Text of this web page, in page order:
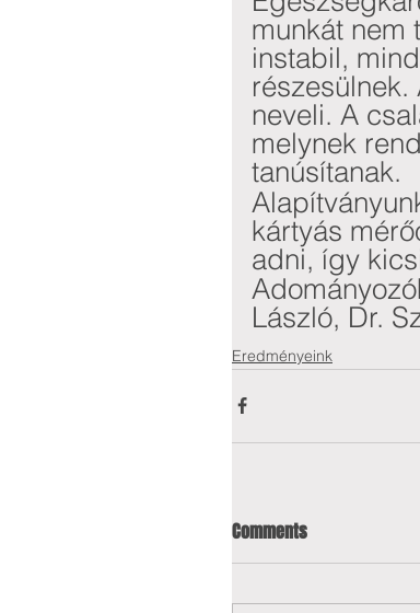
munkát nem
instabil,
neveli. A
melynek
tanúsítanak.
kártyás
adni, így
László, Dr.
Eredményeink
Comments